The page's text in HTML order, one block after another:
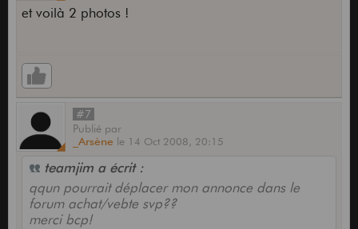
et voilà 2 photos !
#7
Publié par
_Arsène le 14 Oct 2008, 20:15
teamjim a écrit :
qqun pourrait déplacer mon annonce dans le
forum achat/vebte svp??
merci bcp!